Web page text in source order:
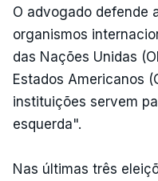
O advogado defende
organismos
das Nações Unidas
Estados Americanos
instituições servem
esquerda".
Nas últimas três